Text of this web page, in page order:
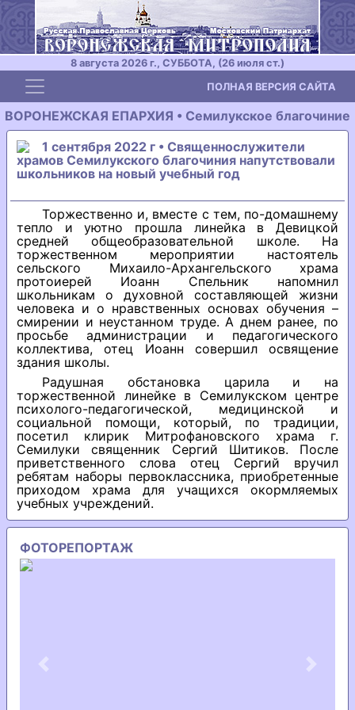
8 августа 2026 г., СУББОТА, (26 июля ст.)
Toggle navigation ПОЛНАЯ ВЕРСИЯ САЙТА
ВОРОНЕЖСКАЯ ЕПАРХИЯ • Семилукское благочиние
1 сентября 2022 г • Священнослужители
храмов Семилукского благочиния напутствовали
школьников на новый учебный год
Торжественно и, вместе с тем, по-домашнему
тепло и уютно прошла линейка в Девицкой
средней общеобразовательной школе. На
торжественном мероприятии настоятель
сельского Михаило-Архангельского храма
протоиерей Иоанн Спельник напомнил
школьникам о духовной составляющей жизни
человека и о нравственных основах обучения –
смирении и неустанном труде. А днем ранее, по
просьбе администрации и педагогического
коллектива, отец Иоанн совершил освящение
здания школы.
Радушная обстановка царила и на
торжественной линейке в Семилукском центре
психолого-педагогической, медицинской и
социальной помощи, который, по традиции,
посетил клирик Митрофановского храма г.
Семилуки священник Сергий Шитиков. После
приветственного слова отец Сергий вручил
ребятам наборы первоклассника, приобретенные
приходом храма для учащихся окормляемых
учебных учреждений.
ФОТОРЕПОРТАЖ
Previous Next